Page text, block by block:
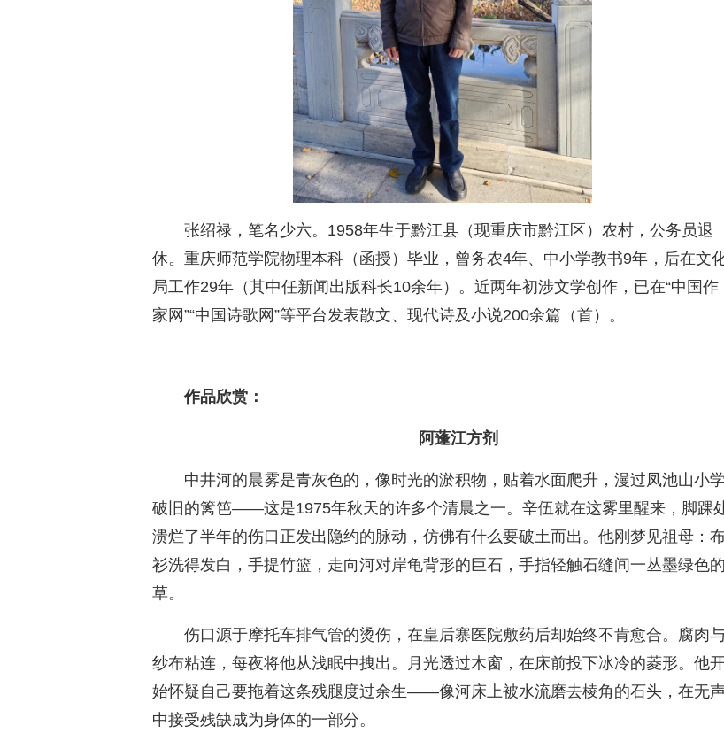
张绍禄，笔名少六。1958年生于黔江县（现重庆市黔江区）农村，公务员退
休。重庆师范学院物理本科（函授）毕业，曾务农4年、中小学教书9年，后在文
局工作29年（其中任新闻出版科长10余年）。近两年初涉文学创作，已在“中国作
家网”“中国诗歌网”等平台发表散文、现代诗及小说200余篇（首）。
作品欣赏：
阿蓬江方剂
中井河的晨雾是青灰色的，像时光的淤积物，贴着水面爬升，漫过凤池山小学
破旧的篱笆——这是1975年秋天的许多个清晨之一。辛伍就在这雾里醒来，脚踝
溃烂了半年的伤口正发出隐约的脉动，仿佛有什么要破土而出。他刚梦见祖母：
衫洗得发白，手提竹篮，走向河对岸龟背形的巨石，手指轻触石缝间一丛墨绿色的
草。
伤口源于摩托车排气管的烫伤，在皇后寨医院敷药后却始终不肯愈合。腐肉
纱布粘连，每夜将他从浅眠中拽出。月光透过木窗，在床前投下冰冷的菱形。他
始怀疑自己要拖着这条残腿度过余生——像河床上被水流磨去棱角的石头，在无
中接受残缺成为身体的一部分。